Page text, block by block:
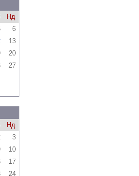
Нд
6
13
20
27
Нд
3
10
17
24